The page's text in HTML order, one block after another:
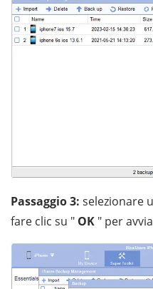
Passaggio 3: selezionare
fare clic su " OK " per